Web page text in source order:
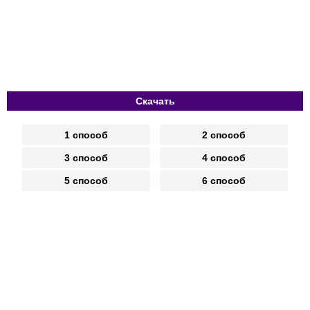
Скачать
1 способ 2 способ
3 способ 4 способ
5 способ 6 способ